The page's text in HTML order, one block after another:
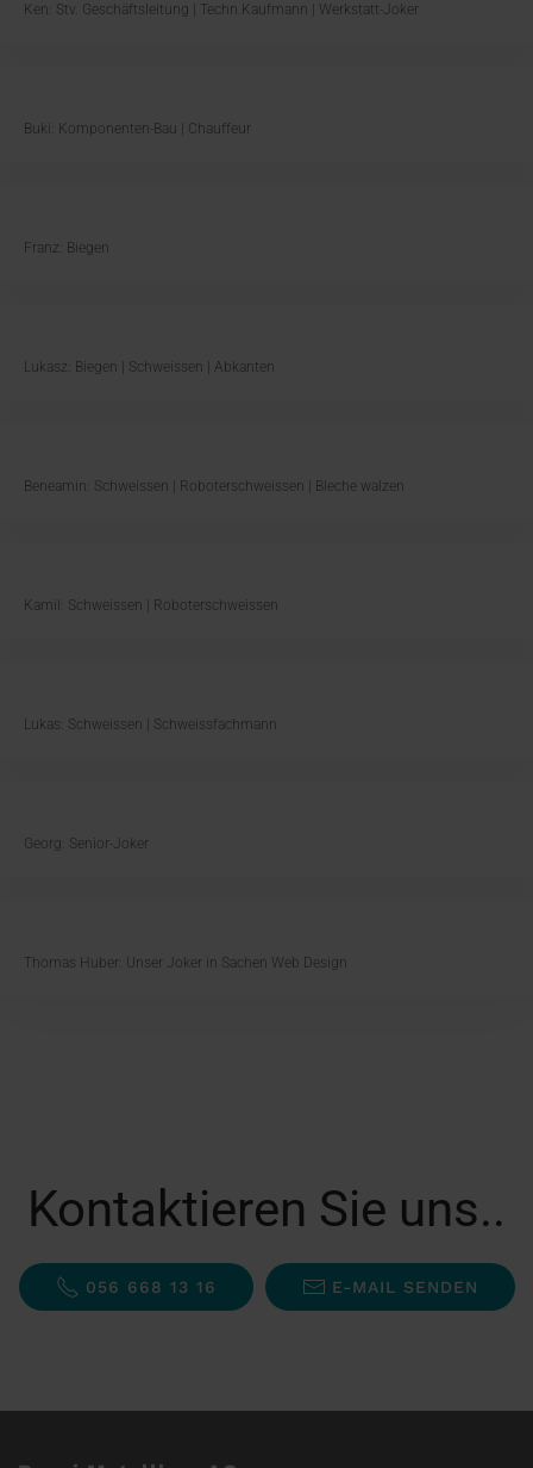
Ken: Stv. Geschäftsleitung | Techn.Kaufmann | Werkstatt-Joker
Buki: Komponenten-Bau | Chauffeur
Franz: Biegen
Lukasz: Biegen | Schweissen | Abkanten
Beneamin: Schweissen | Roboterschweissen | Bleche walzen
Kamil: Schweissen | Roboterschweissen
Lukas: Schweissen | Schweissfachmann
Georg: Senior-Joker
Thomas Huber: Unser Joker in Sachen Web Design
Kontaktieren Sie uns..
056 668 13 16 E-MAIL SENDEN